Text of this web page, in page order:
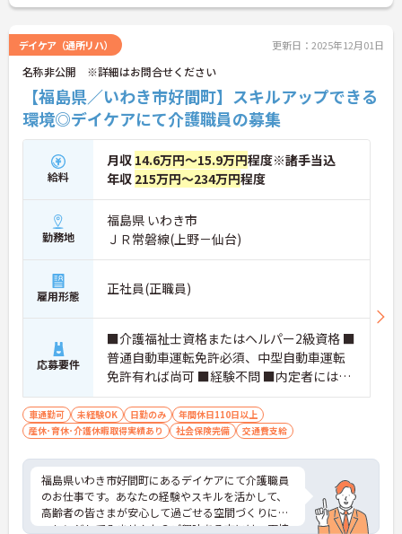
デイケア（通所リハ） 更新日：2025年12月01日
名称非公開 ※詳細はお問合せください
【福島県／いわき市好間町】スキルアップできる
環境◎デイケアにて介護職員の募集
給料
月収 14.6万円～15.9万円程度※諸手当込
年収 215万円～234万円程度
勤務地
福島県 いわき市
ＪＲ常磐線(上野－仙台)
雇用形態 正社員(正職員)
応募要件
■介護福祉士資格またはヘルパー2級資格 ■
普通自動車運転免許必須、中型自動車運転
免許有れば尚可 ■経験不問 ■内定者には、
自費にて健康診断書提出要
車通勤可 未経験OK 日勤のみ
年間休日110日以上
産休･育休･介護休暇取得実績あり
社会保険完備 交通費支給
福島県いわき市好間町にあるデイケアにて介護職員
のお仕事です。あなたの経験やスキルを活かして、
高齢者の皆さまが安心して過ごせる空間づくりにチ
ャレンジしてみませんか？ご興味ある方には、面接